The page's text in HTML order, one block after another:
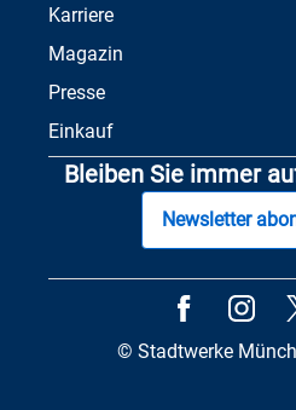
Karriere
Magazin
Presse
Einkauf